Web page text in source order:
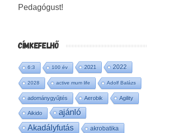
Pedagógust!
CÍMKEFELHŐ
6:3 100 év 2021 2022
2028 active mum life Adolf Balázs
adománygyűjtés Aerobik Agility
Aikido ajánló
Akadályfutás akrobatika